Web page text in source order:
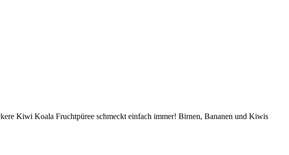
Kiwi Koala Fruchtpüree schmeckt einfach immer! Birnen, Bananen und Kiwis